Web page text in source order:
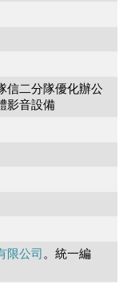
信二分隊優化辦公
影音設備
限公司 。統一編